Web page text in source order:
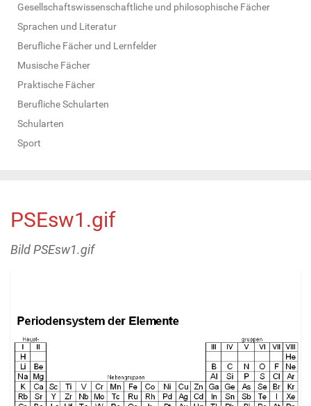
Gesellschaftswissenschaftliche und philosophische Fächer
Sprachen und Literatur
Berufliche Fächer und Lernfelder
Musische Fächer
Praktische Fächer
Berufliche Schularten
Schularten
Sport
PSEsw1.gif
Bild PSEsw1.gif